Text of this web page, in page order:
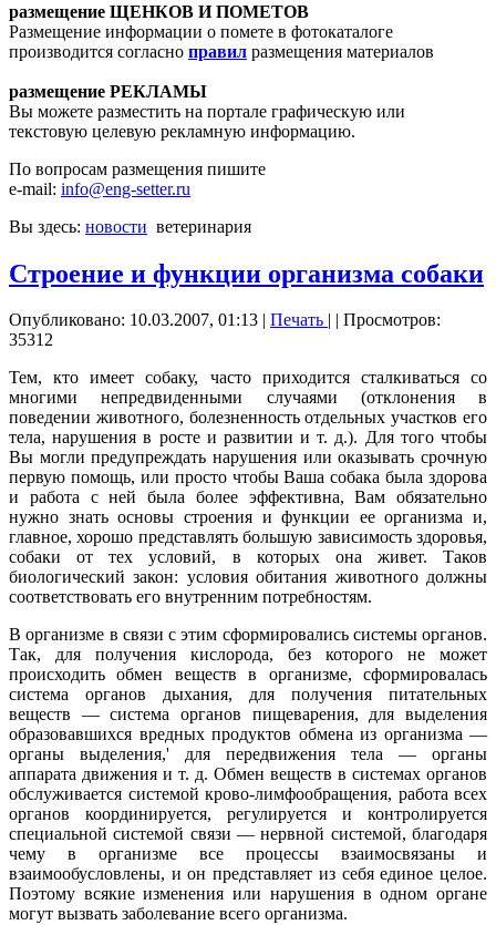
размещение ЩЕНКОВ И ПОМЕТОВ
Размещение информации о помете в фотокаталоге
производится согласно правил размещения материалов
размещение РЕКЛАМЫ
Вы можете разместить на портале графическую или
текстовую целевую рекламную информацию.
По вопросам размещения пишите
e-mail: info@eng-setter.ru
Вы здесь: новости ветеринария
Строение и функции организма собаки
Опубликовано: 10.03.2007, 01:13 Печать
| Просмотров:
35312
Тем, кто имеет собаку, часто приходится сталкиваться со
многими непредвиденными случаями (отклонения в
поведении животного, болезненность отдельных участков его
тела, нарушения в росте и развитии и т. д.). Для того чтобы
Вы могли предупреждать нарушения или оказывать срочную
первую помощь, или просто чтобы Ваша собака была здорова
и работа с ней была более эффективна, Вам обязательно
нужно знать основы строения и функции ее организма и,
главное, хорошо представлять большую зависимость здоровья,
собаки от тех условий, в которых она живет. Таков
биологический закон: условия обитания животного должны
соответствовать его внутренним потребностям.
В организме в связи с этим сформировались системы органов.
Так, для получения кислорода, без которого не может
происходить обмен веществ в организме, сформировалась
система органов дыхания, для получения питательных
веществ — система органов пищеварения, для выделения
образовавшихся вредных продуктов обмена из организма —
органы выделения,' для передвижения тела — органы
аппарата движения и т. д. Обмен веществ в системах органов
обслуживается системой крово-лимфообращения, работа всех
органов координируется, регулируется и контролируется
специальной системой связи — нервной системой, благодаря
чему в организме все процессы взаимосвязаны и
взаимообусловлены, и он представляет из себя единое целое.
Поэтому всякие изменения или нарушения в одном органе
могут вызвать заболевание всего организма.